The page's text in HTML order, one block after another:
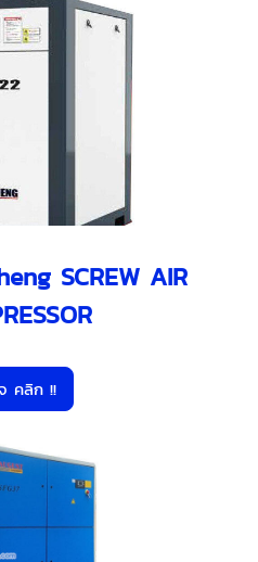
SCREW AIR
คลิก !!